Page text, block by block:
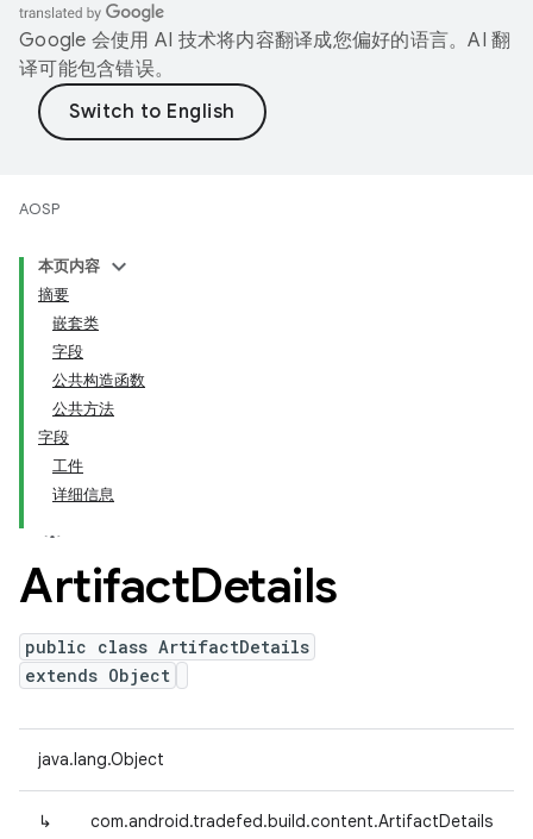
Google 会使用 AI 技术将内容翻译成您偏好的语言。AI 翻
译可能包含错误。
AOSP
本页内容
摘要
嵌套类
字段
公共构造函数
公共方法
字段
工件
详细信息
ArtifactDetails
public class ArtifactDetails
extends Object
java.lang.Object
↳ com.android.tradefed.build.content.ArtifactDetails